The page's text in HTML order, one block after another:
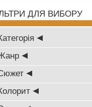
ДЛЯ ВИБОРУ